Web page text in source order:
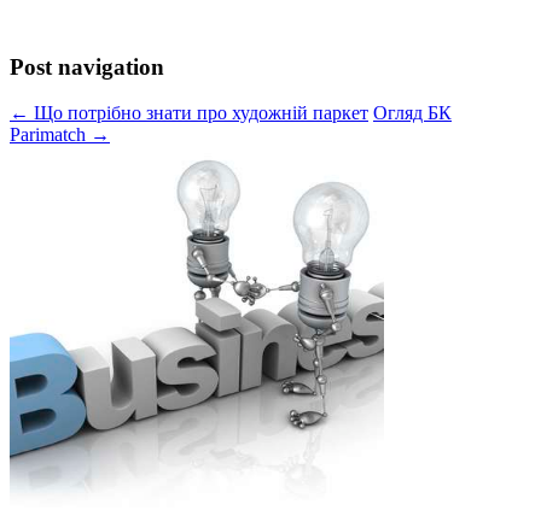
Post navigation
← Що потрібно знати про художній паркет Огляд БК
Parimatch →